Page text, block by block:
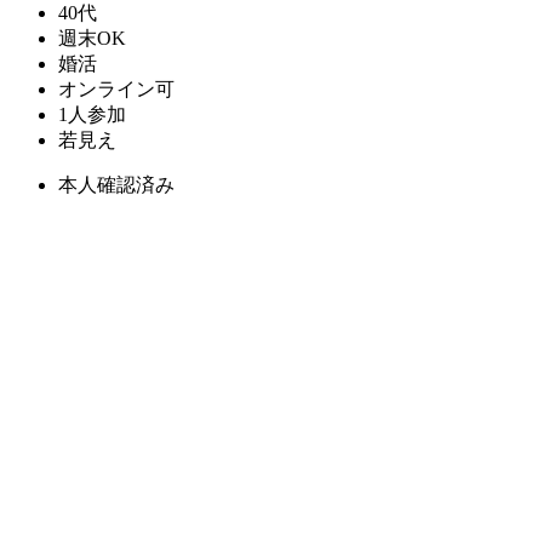
40代
週末OK
婚活
オンライン可
1人参加
若見え
本人確認済み